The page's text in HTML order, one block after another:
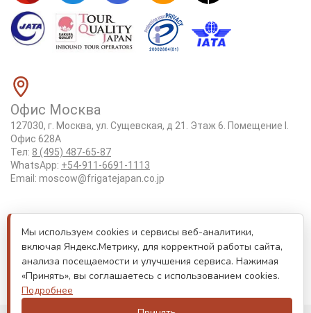
Офис Москва
127030, г. Москва, ул. Сущевская, д 21. Этаж 6. Помещение I.
Офис 628А
Тел: 8 (495) 487-65-87
WhatsApp: +54-911-6691-1113
Email: moscow@frigatejapan.co.jp
Положение об обработке персональных данных
Лицензия Tottori #3-92
Реестровый номер туроператора РТО 000170
Лицензия JATA номер 6175
Мы используем cookies и сервисы веб-аналитики,
включая Яндекс.Метрику, для корректной работы сайта,
анализа посещаемости и улучшения сервиса. Нажимая
«Принять», вы соглашаетесь с использованием cookies.
Подробнее